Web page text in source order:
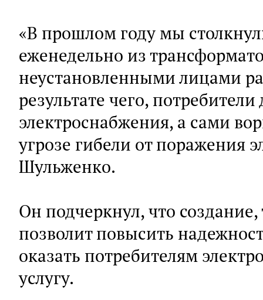
«В прошлом году мы
еженедельно из
неустановленными лицами
результате чего,
электроснабжения, а сами
угрозе гибели от поражения
Шульженко.
Он подчеркнул, что
позволит повысить
оказать потребителям
услугу.